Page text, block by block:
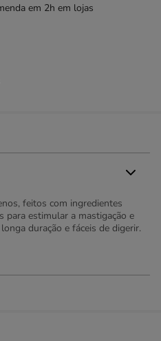
em 2h em lojas
feitos com ingredientes
para estimular a mastigação e
duração e fáceis de digerir.